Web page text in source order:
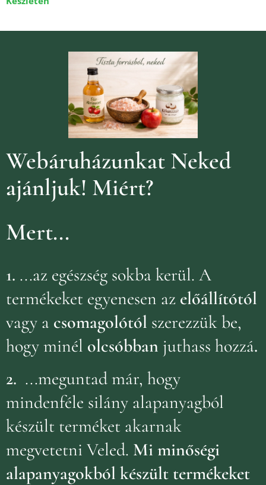
Webáruházunkat Neked
ajánljuk! Miért?
Mert...
1. ...az egészség sokba kerül. A
termékeket egyenesen az előállítótól
vagy a csomagolótól szerezzük be,
hogy minél olcsóbban juthass hozzá.
2. ...meguntad már, hogy
mindenféle silány alapanyagból
készült terméket akarnak
megvetetni Veled. Mi minőségi
alapanyagokból készült termékeket